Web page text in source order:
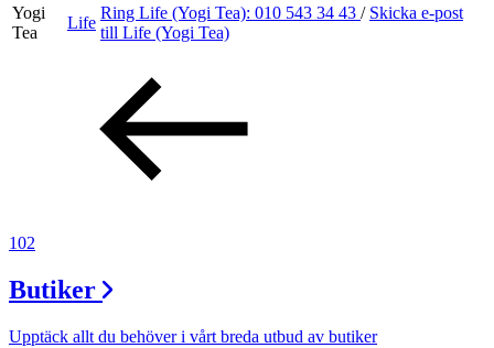
Lediga jobb
Magasin
Tryggare handel
Yogi
Tea
Life
Ring Life (Yogi Tea): 010 543 34 43 / Skicka e-post
till Life (Yogi Tea)
102
Butiker
Upptäck allt du behöver i vårt breda utbud av butiker